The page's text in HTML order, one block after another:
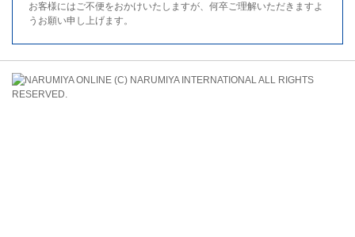
お客様にはご不便をおかけいたしますが、何卒ご理解いただきますよ
うお願い申し上げます。